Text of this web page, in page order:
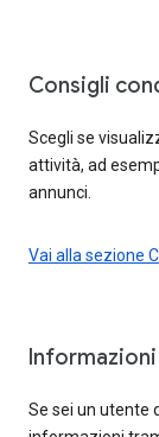
Consigli
Scegli se
attività, ad
annunci.
Vai alla sezione
Se sei un utente